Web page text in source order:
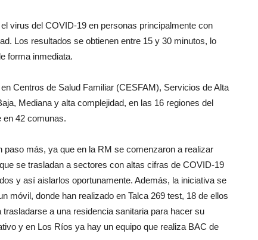
virus del COVID-19 en personas principalmente con
Los resultados se obtienen entre 15 y 30 minutos, lo
forma inmediata.
Centros de Salud Familiar (CESFAM), Servicios de Alta
Mediana y alta complejidad, en las 16 regiones del
en 42 comunas.
más, ya que en la RM se comenzaron a realizar
se trasladan a sectores con altas cifras de COVID-19
y así aislarlos oportunamente. Además, la iniciativa se
móvil, donde han realizado en Talca 269 test, 18 de ellos
a una residencia sanitaria para hacer su
y en Los Ríos ya hay un equipo que realiza BAC de